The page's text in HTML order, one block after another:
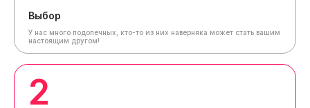
Выбор
У нас много подопечных, кто-то из них наверняка может стать вашим
настоящим другом!
2